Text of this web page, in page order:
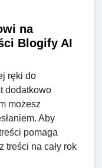
na
Blogify AI
ręki do
dodatkowo
możesz
Aby
pomaga
treści na cały rok